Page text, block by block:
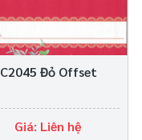
C2045 Đỏ Offset
Giá: Liên hệ